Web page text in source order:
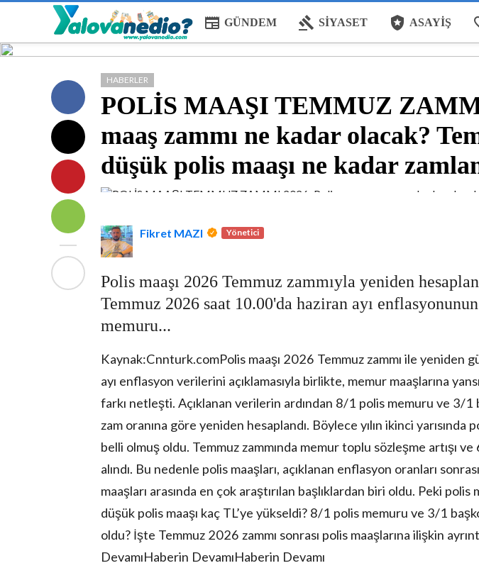
newspaper GÜNDEM gavel SIYASET local_police ASAYIŞ
HABERLER
POLİS MAAŞI TEMMUZ
maaş zammı ne kadar olacak?
düşük polis maaşı ne kadar
Fikret MAZI Yönetici
Polis maaşı 2026 Temmuz zammıyla yeniden
Temmuz 2026 saat 10.00'da haziran ayı
memuru...
Kaynak:Cnnturk.comPolis maaşı 2026 Temmuz zammı ile yeniden
ayı enflasyon verilerini açıklamasıyla birlikte, memur maaşlarına
farkı netleşti. Açıklanan verilerin ardından 8/1 polis memuru ve 3/1
zam oranına göre yeniden hesaplandı. Böylece yılın ikinci yarısında
belli olmuş oldu. Temmuz zammında memur toplu sözleşme artışı
alındı. Bu nedenle polis maaşları, açıklanan enflasyon oranları
maaşları arasında en çok araştırılan başlıklardan biri oldu. Peki polis
düşük polis maaşı kaç TL’ye yükseldi? 8/1 polis memuru ve 3/1
oldu? İşte Temmuz 2026 zammı sonrası polis maaşlarına ilişkin
DevamıHaberin DevamıHaberin Devamı